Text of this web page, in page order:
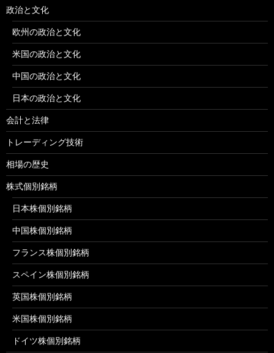
政治と文化
欧州の政治と文化
米国の政治と文化
中国の政治と文化
日本の政治と文化
会計と法律
トレーディング技術
相場の歴史
株式個別銘柄
日本株個別銘柄
中国株個別銘柄
フランス株個別銘柄
スペイン株個別銘柄
英国株個別銘柄
米国株個別銘柄
ドイツ株個別銘柄